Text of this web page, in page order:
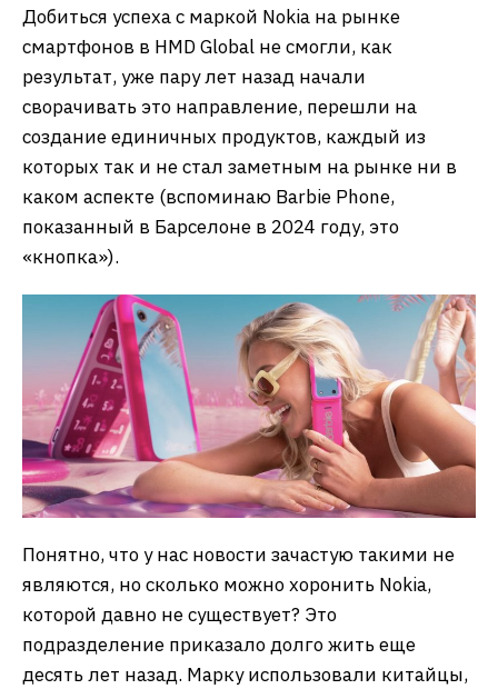
Добиться успеха с маркой Nokia на рынке
смартфонов в HMD Global не смогли, как
результат, уже пару лет назад начали
сворачивать это направление, перешли на
создание единичных продуктов, каждый из
которых так и не стал заметным на рынке ни в
каком аспекте (вспоминаю Barbie Phone,
показанный в Барселоне в 2024 году, это
«кнопка»).
Понятно, что у нас новости зачастую такими не
являются, но сколько можно хоронить Nokia,
которой давно не существует? Это
подразделение приказало долго жить еще
десять лет назад. Марку использовали китайцы,